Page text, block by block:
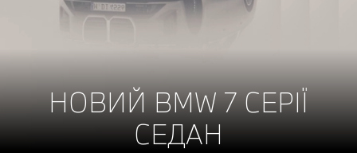
НОВИЙ BMW 7 СЕРІЇ
СЕДАН